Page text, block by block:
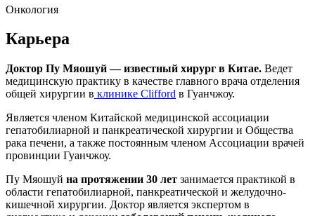
Онкология
Карьера
Доктор Пу Мяошуй — известный хирург в Китае. Ведет
медицинскую практику в качестве главного врача отделения
общей хирургии в клинике Clifford в Гуанчжоу.
Является членом Китайской медицинской ассоциации
гепатобилиарной и панкреатической хирургии и Общества
рака печени, а также постоянным членом Ассоциации врачей
провинции Гуанчжоу.
Пу Мяошуй на протяжении 30 лет занимается практикой в ​​
области гепатобилиарной, панкреатической и желудочно-
кишечной хирургии. Доктор является экспертом в